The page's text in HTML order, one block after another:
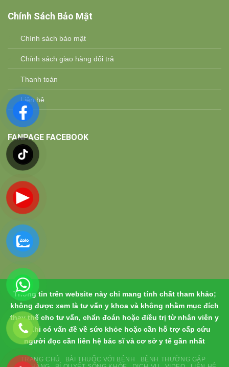
Chính Sách Bảo Mật
Chính sách bảo mật
Chính sách giao hàng đổi trả
Thanh toán
Liên hệ
FANPAGE FACEBOOK
Thông tin trên website này chỉ mang tính chất tham khảo;
không được xem là tư vấn y khoa và không nhằm mục đích
thay thế cho tư vấn, chẩn đoán hoặc điều trị từ nhân viên y
tế. Khi có vấn đề về sức khỏe hoặc cần hỗ trợ cấp cứu
người đọc cần liên hệ bác sĩ và cơ sở y tế gần nhất
TRANG CHỦ BÀI THUỐC VỚI BỆNH
BỆNH THƯỜNG GẶP